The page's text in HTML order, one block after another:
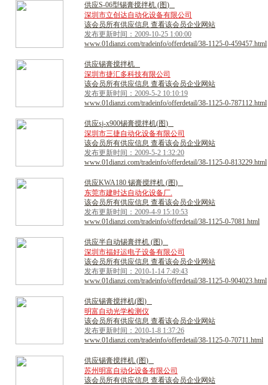
供应S-06型锡膏搅拌机 (图)
深圳市立创达自动化设备有限公司
该会员所有供应信息 查看该会员企业网站
发布更新时间：2009-10-25 1:00:00
www.01dianzi.com/tradeinfo/offerdetail/38-1125-0-459457.html
供应锡膏搅拌机
深圳市捷汇多科技有限公司
该会员所有供应信息 查看该会员企业网站
发布更新时间：2009-5-2 10:10:19
www.01dianzi.com/tradeinfo/offerdetail/38-1125-0-787112.html
供应sj-x900锡膏搅拌机(图)
深圳市三捷自动化设备有限公司
该会员所有供应信息 查看该会员企业网站
发布更新时间：2009-5-2 1:32:20
www.01dianzi.com/tradeinfo/offerdetail/38-1125-0-813229.html
供应KWA180 锡膏搅拌机 (图)
东莞市建时达自动化设备厂.
该会员所有供应信息 查看该会员企业网站
发布更新时间：2009-4-9 15:10:53
www.01dianzi.com/tradeinfo/offerdetail/38-1125-0-7081.html
供应半自动锡膏拌机 (图)
深圳市福好运电子设备有限公司
该会员所有供应信息 查看该会员企业网站
发布更新时间：2010-1-14 7:49:43
www.01dianzi.com/tradeinfo/offerdetail/38-1125-0-904023.html
供应锡膏搅拌机(图)
明富自动光学检测仪
该会员所有供应信息 查看该会员企业网站
发布更新时间：2010-1-8 1:37:26
www.01dianzi.com/tradeinfo/offerdetail/38-1125-0-70711.html
供应锡膏搅拌机 (图)
苏州明富自动化设备有限公司
该会员所有供应信息 查看该会员企业网站